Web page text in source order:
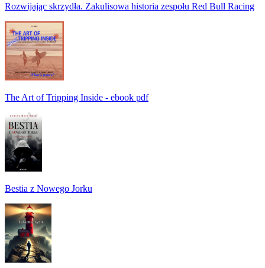
Rozwijając skrzydła. Zakulisowa historia zespołu Red Bull Racing
The Art of Tripping Inside - ebook pdf
Bestia z Nowego Jorku